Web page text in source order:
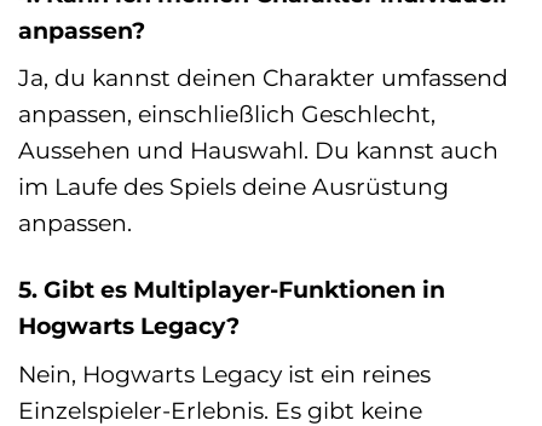
anpassen?
Ja, du kannst deinen Charakter umfassend
anpassen, einschließlich Geschlecht,
Aussehen und Hauswahl. Du kannst auch
im Laufe des Spiels deine Ausrüstung
anpassen.
5. Gibt es Multiplayer-Funktionen in
Hogwarts Legacy?
Nein, Hogwarts Legacy ist ein reines
Einzelspieler-Erlebnis. Es gibt keine